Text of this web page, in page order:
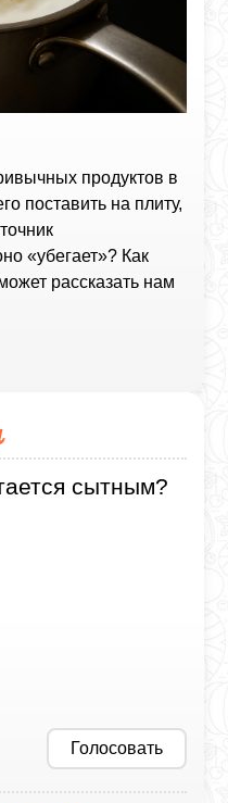
продуктов в
поставить на плиту,
«убегает»? Как
рассказать нам
сытным?
Голосовать